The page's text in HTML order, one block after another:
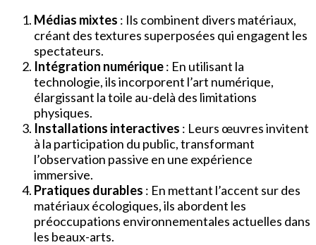
Médias mixtes : Ils combinent divers matériaux,
créant des textures superposées qui engagent les
spectateurs.
Intégration numérique: En utilisant la
technologie, ils incorporent l’art numérique,
élargissant la toile au-delà des limitations
physiques.
Installations interactives : Leurs œuvres invitent
à la participation du public, transformant
l’observation passive en une expérience
immersive.
Pratiques durables : En mettant l’accent sur des
matériaux écologiques, ils abordent les
préoccupations environnementales actuelles dans
les beaux-arts.